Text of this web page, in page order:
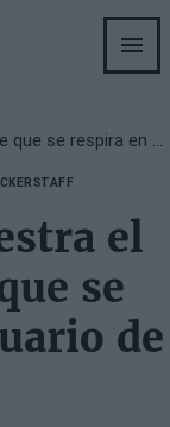
El vídeo que muestra el gran ambiente que se respira en el vestuario de los Cavs
el
se
de